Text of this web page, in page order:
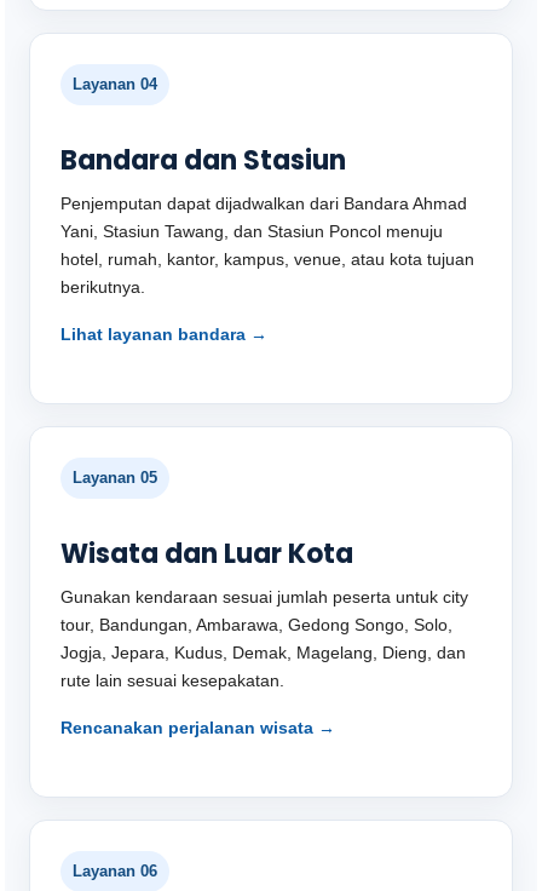
Layanan 04
Bandara dan Stasiun
Penjemputan dapat dijadwalkan dari Bandara Ahmad
Yani, Stasiun Tawang, dan Stasiun Poncol menuju
hotel, rumah, kantor, kampus, venue, atau kota tujuan
berikutnya.
Lihat layanan bandara →
Layanan 05
Wisata dan Luar Kota
Gunakan kendaraan sesuai jumlah peserta untuk city
tour, Bandungan, Ambarawa, Gedong Songo, Solo,
Jogja, Jepara, Kudus, Demak, Magelang, Dieng, dan
rute lain sesuai kesepakatan.
Rencanakan perjalanan wisata →
Layanan 06